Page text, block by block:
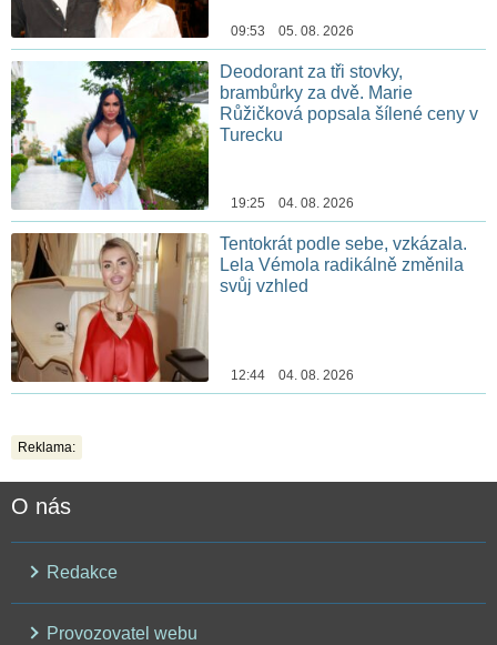
09:53 05. 08. 2026
Deodorant za tři stovky,
brambůrky za dvě. Marie
Růžičková popsala šílené ceny v
Turecku
19:25 04. 08. 2026
Tentokrát podle sebe, vzkázala.
Lela Vémola radikálně změnila
svůj vzhled
12:44 04. 08. 2026
Reklama:
O nás
Redakce
Provozovatel webu